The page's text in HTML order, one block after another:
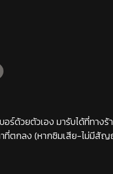
ร์ด้วยตัวเอง มารับได้ที่ทาง
าที่ตกลง (หากซิมเสีย-ไม่มี